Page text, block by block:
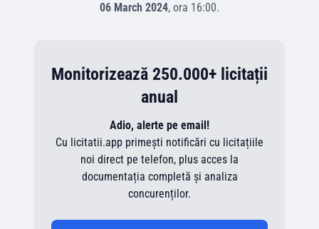
06 March 2024, ora 16:00.
Monitorizează 250.000+ licitații
anual
Adio, alerte pe email!
Cu licitatii.app primești notificări cu licitațiile
noi direct pe telefon, plus acces la
documentația completă și analiza
concurenților.